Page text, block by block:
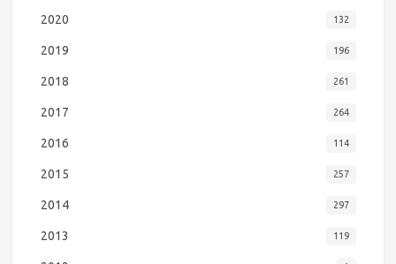
2020 132
2019 196
2018 261
2017 264
2016 114
2015 257
2014 297
2013 119